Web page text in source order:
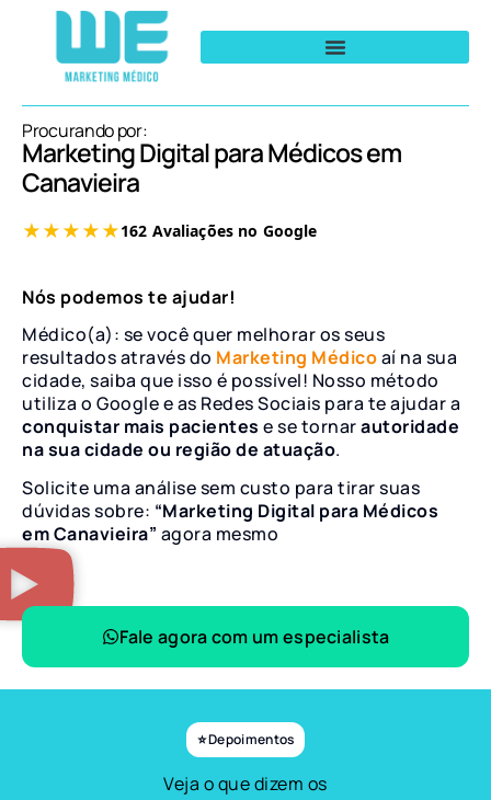
Procurando por:
Marketing Digital para Médicos em
Canavieira
Nós podemos te ajudar!
Médico(a): se você quer melhorar os seus
resultados através do Marketing Médicoaí na sua
cidade, saiba que isso é possível! Nosso método
utiliza o Google e as Redes Sociais para te ajudar a
conquistar mais pacientes e se tornarautoridade
na sua cidade ou região de atuação.
Solicite uma análise sem custo para tirar suas
dúvidas sobre: “Marketing Digital para Médicos
em Canavieira” agora mesmo
Fale agora com um especialista
⭐ Depoimentos
Veja o que dizem os